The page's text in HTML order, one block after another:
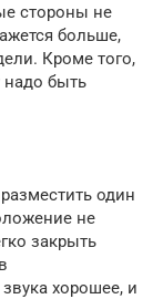
стороны не
больше,
Кроме того,
надо быть
один
не
закрыть
хорошее, и